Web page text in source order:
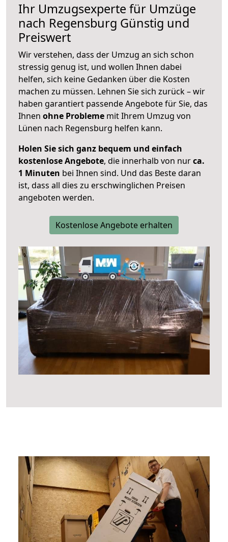
Ihr Umzugsexperte für Umzüge
nach Regensburg Günstig und
Preiswert
Wir verstehen, dass der Umzug an sich schon
stressig genug ist, und wollen Ihnen dabei
helfen, sich keine Gedanken über die Kosten
machen zu müssen. Lehnen Sie sich zurück – wir
haben garantiert passende Angebote für Sie, das
Ihnen ohne Probleme mit Ihrem Umzug von
Lünen nach Regensburg helfen kann.
Holen Sie sich ganz bequem und einfach
kostenlose Angebote, die innerhalb von nurca.
1 Minuten bei Ihnen sind. Und das Beste daran
ist, dass all dies zu erschwinglichen Preisen
angeboten werden.
Kostenlose Angebote erhalten